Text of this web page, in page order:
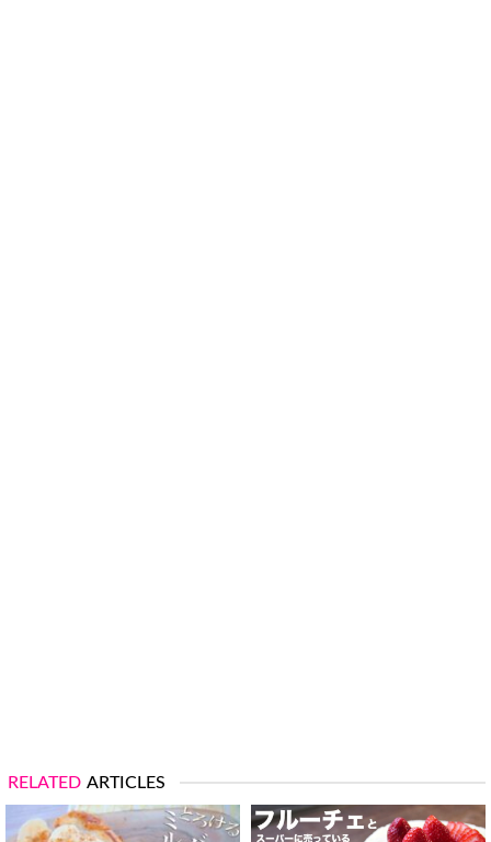
RELATED ARTICLES